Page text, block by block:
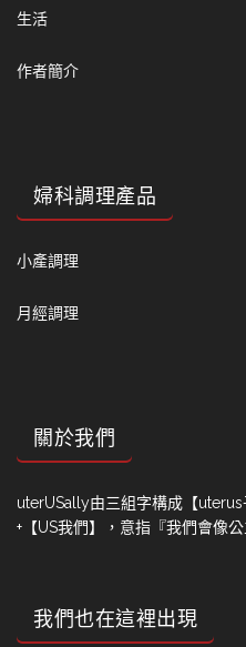
生活
作者簡介
婦科調理產品
小產調理
月經調理
關於我們
uterUSally由三組字構成【uterus
+【US我們】，意指『我們會像公
我們也在這裡出現